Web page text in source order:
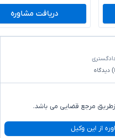
دریافت مشاوره
دیدگاه
مرجع قضایی می باشد.
از این وکیل